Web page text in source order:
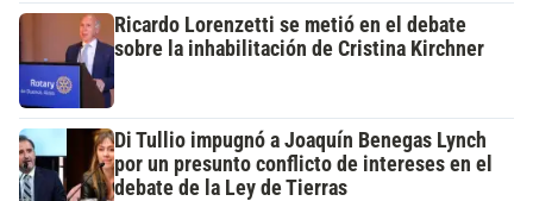
Ricardo Lorenzetti se metió en el debate
sobre la inhabilitación de Cristina Kirchner
Di Tullio impugnó a Joaquín Benegas Lynch
por un presunto conflicto de intereses en el
debate de la Ley de Tierras